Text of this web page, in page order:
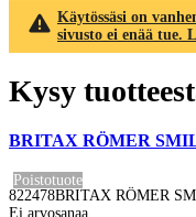
Käytössäsi on
sivusto ei enää tue.
Kysy
BRITAX RÖMER
Poistotuote
822478BRITAX RÖMER
Ei arvosanaa